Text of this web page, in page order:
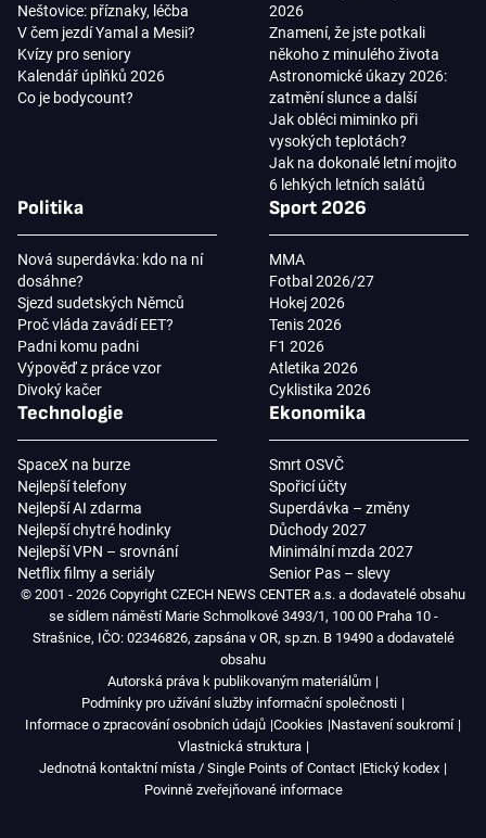
Neštovice: příznaky, léčba
V čem jezdí Yamal a Mesii?
Kvízy pro seniory
Kalendář úplňků 2026
Co je bodycount?
2026
Znamení, že jste potkali
někoho z minulého života
Astronomické úkazy 2026:
zatmění slunce a další
Jak obléci miminko při
vysokých teplotách?
Jak na dokonalé letní mojito
6 lehkých letních salátů
Politika
Nová superdávka: kdo na ní
dosáhne?
Sjezd sudetských Němců
Proč vláda zavádí EET?
Padni komu padni
Výpověď z práce vzor
Divoký kačer
Sport 2026
MMA
Fotbal 2026/27
Hokej 2026
Tenis 2026
F1 2026
Atletika 2026
Cyklistika 2026
Technologie
SpaceX na burze
Nejlepší telefony
Nejlepší AI zdarma
Nejlepší chytré hodinky
Nejlepší VPN – srovnání
Netflix filmy a seriály
Ekonomika
Smrt OSVČ
Spořicí účty
Superdávka – změny
Důchody 2027
Minimální mzda 2027
Senior Pas – slevy
© 2001 - 2026 Copyright CZECH NEWS CENTER a.s. a dodavatelé obsahu
se sídlem náměstí Marie Schmolkové 3493/1, 100 00 Praha 10 -
Strašnice, IČO: 02346826, zapsána v OR, sp.zn. B 19490 a dodavatelé
obsahu
Autorská práva k publikovaným materiálům
Podmínky pro užívání služby informační společnosti
Informace o zpracování osobních údajů Cookies Nastavení soukromí
Vlastnická struktura
Jednotná kontaktní místa / Single Points of Contact Etický kodex
Povinně zveřejňované informace